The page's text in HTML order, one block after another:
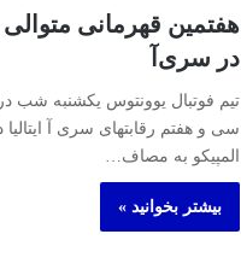
هفتمین قهرمانی
در سری‌آ
تیم فوتبال یوونتوس یکشنبه شب
سی و هفتم رقابتهای سری آ
المپیکو به مصاف…
بیشتر بخوانید »